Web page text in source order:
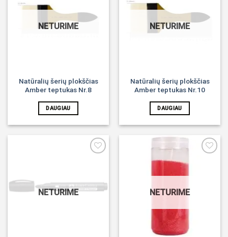
Noriu!
NETURIME
Natūralių šerių plokščias
Amber teptukas Nr.8
DAUGIAU
Noriu!
NETURIME
Natūralių šerių plokščias
Amber teptukas Nr.10
DAUGIAU
NETURIME NETURIME